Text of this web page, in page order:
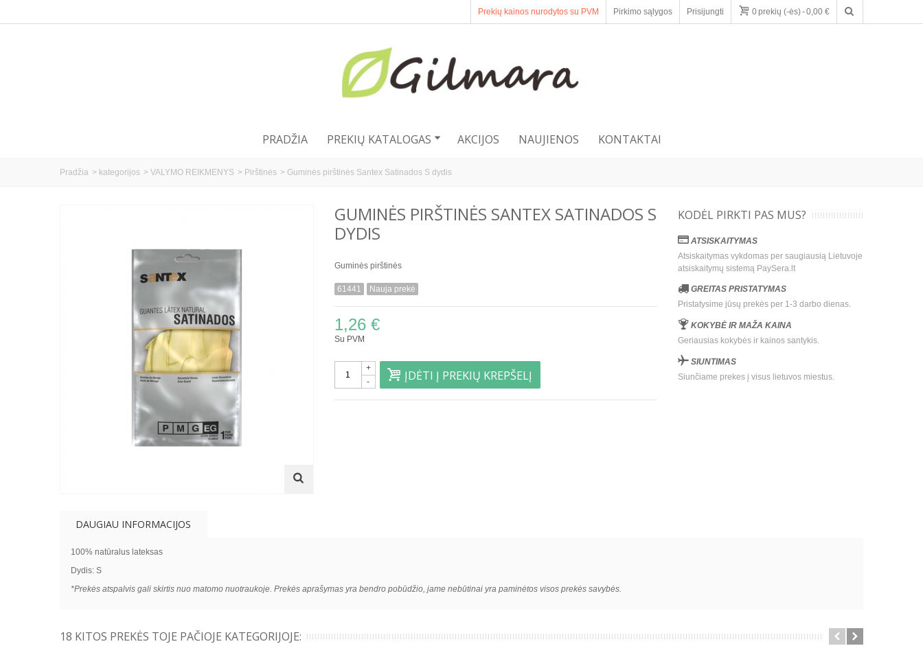
0prekių (-ės)-0,00 €
Prekių kainos nurodytos su PVM Pirkimo sąlygos Prisijungti
PRADŽIA PREKIŲ KATALOGAS AKCIJOS NAUJIENOS KONTAKTAI
Pradžia > kategorijos > VALYMO REIKMENYS > Pirštinės > Guminės pirštinės Santex Satinados S dydis
GUMINĖS PIRŠTINĖS SANTEX SATINADOS S
DYDIS
Guminės pirštinės
61441 Nauja prekė
1,26 €
Su PVM
-
+ ĮDĖTI Į PREKIŲ KREPŠELĮ
KODĖL PIRKTI PAS MUS?
ATSISKAITYMAS
Atsiskaitymas vykdomas per saugiausią Lietuvoje
atsiskaitymų sistemą PaySera.lt
GREITAS PRISTATYMAS
Pristatysime jūsų prekės per 1-3 darbo dienas.
KOKYBĖ IR MAŽA KAINA
Geriausias kokybės ir kainos santykis.
SIUNTIMAS
Siunčiame prekes į visus lietuvos miestus.
DAUGIAU INFORMACIJOS
100% natūralus lateksas
Dydis: S
*Prekės atspalvis gali skirtis nuo matomo nuotraukoje. Prekės aprašymas yra bendro pobūdžio, jame nebūtinai yra paminėtos visos prekės savybės.
18 KITOS PREKĖS TOJE PAČIOJE KATEGORIJOJE: